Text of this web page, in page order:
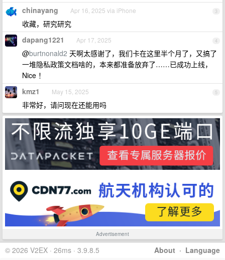
3
chinayang Apr 16, 2025 via iPhone
收藏，研究研究
4
dapang1221 Apr 17, 2025
@burtnonald2 天啊太感谢了，我们卡在这里半个月了，又搞了
一堆隐私政策文档啥的，本来都准备放弃了……已成功上线，
Nice ！
5
kmz1 May 15, 2025
非常好，请问现在还能用吗
Advertisement
About · Language
© 2026 V2EX · 26ms · 3.9.8.5